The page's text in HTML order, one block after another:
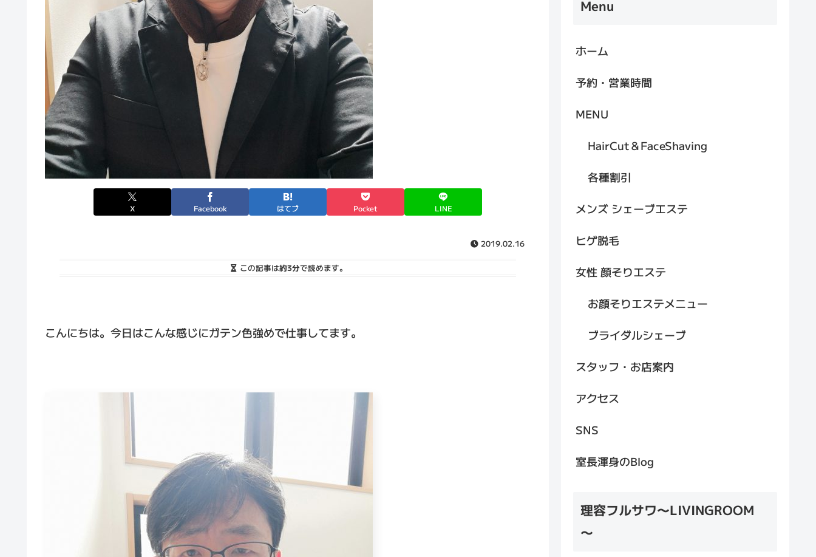
X Facebook はてブ Pocket LINE
2019.02.16
この記事は約3分で読めます。
こんにちは。今日はこんな感じにガテン色強めで仕事してます。
Menu
ホーム
予約・営業時間
MENU
HairCut＆FaceShaving
各種割引
メンズ シェーブエステ
ヒゲ脱毛
女性 顔そりエステ
お顔そりエステメニュー
ブライダルシェーブ
スタッフ・お店案内
アクセス
SNS
室長渾身のBlog
理容フルサワ～LIVINGROOM
～